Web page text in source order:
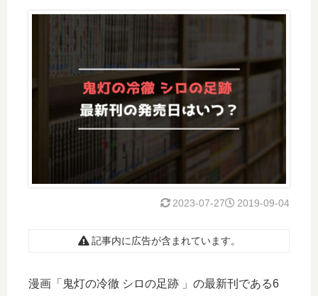
2019-09-04
2023-07-27
記事内に広告が含まれています。
漫画「鬼灯の冷徹 シロの足跡 」の最新刊である6